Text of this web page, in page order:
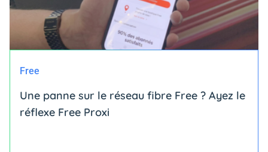
Free
Une panne sur le réseau fibre Free ? Ayez le
réflexe Free Proxi